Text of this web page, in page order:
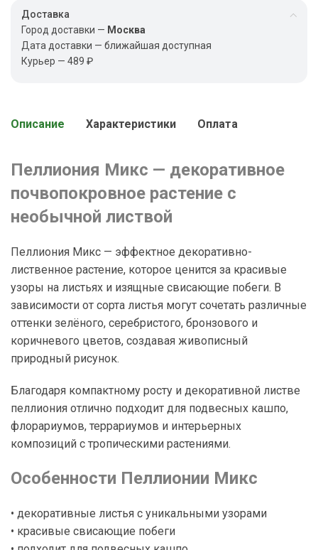
Доставка
Город доставки — Москва
Дата доставки — ближайшая доступная
Курьер — 489 ₽
Описание Характеристики Оплата
Пеллиония Микс — декоративное
почвопокровное растение с
необычной листвой
Пеллиония Микс — эффектное декоративно-
лиственное растение, которое ценится за красивые
узоры на листьях и изящные свисающие побеги. В
зависимости от сорта листья могут сочетать различные
оттенки зелёного, серебристого, бронзового и
коричневого цветов, создавая живописный
природный рисунок.
Благодаря компактному росту и декоративной листве
пеллиония отлично подходит для подвесных кашпо,
флорариумов, террариумов и интерьерных
композиций с тропическими растениями.
Особенности Пеллионии Микс
• декоративные листья с уникальными узорами
• красивые свисающие побеги